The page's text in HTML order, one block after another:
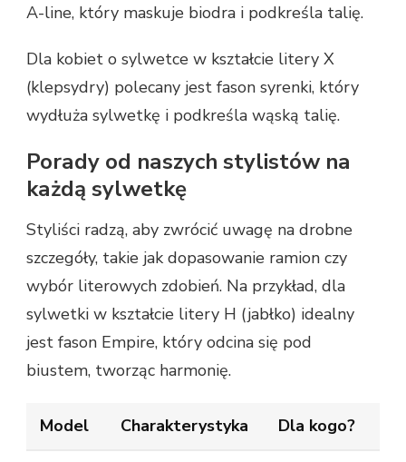
A-line, który maskuje biodra i podkreśla talię.
Dla kobiet o sylwetce w kształcie litery X
(klepsydry) polecany jest fason syrenki, który
wydłuża sylwetkę i podkreśla wąską talię.
Porady od naszych stylistów na
każdą sylwetkę
Styliści radzą, aby zwrócić uwagę na drobne
szczegóły, takie jak dopasowanie ramion czy
wybór literowych zdobień. Na przykład, dla
sylwetki w kształcie litery H (jabłko) idealny
jest fason Empire, który odcina się pod
biustem, tworząc harmonię.
Model Charakterystyka Dla kogo?